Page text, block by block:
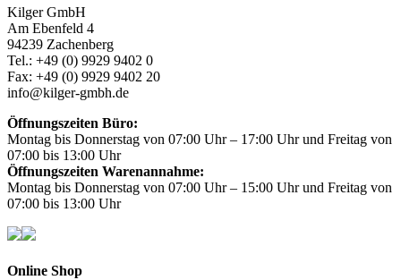
Kilger GmbH
Am Ebenfeld 4
94239 Zachenberg
Tel.: +49 (0) 9929 9402 0
Fax: +49 (0) 9929 9402 20
info@kilger-gmbh.de
Öffnungszeiten Büro:
Montag bis Donnerstag von 07:00 Uhr – 17:00 Uhr und Freitag von
07:00 bis 13:00 Uhr
Öffnungszeiten Warenannahme:
Montag bis Donnerstag von 07:00 Uhr – 15:00 Uhr und Freitag von
07:00 bis 13:00 Uhr
Online Shop